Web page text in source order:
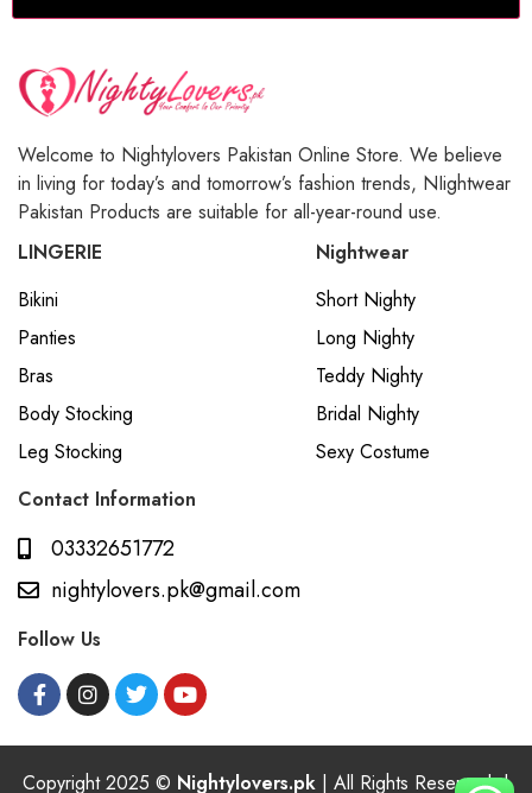
Welcome to Nightylovers Pakistan Online Store. We believe
in living for today’s and tomorrow’s fashion trends, NIightwear
Pakistan Products are suitable for all-year-round use.
LINGERIE
Bikini
Panties
Bras
Body Stocking
Leg Stocking
Nightwear
Short Nighty
Long Nighty
Teddy Nighty
Bridal Nighty
Sexy Costume
Contact Information
03332651772
nightylovers.pk@gmail.com
Follow Us
Copyright 2025 © Nightylovers.pk | All Rights Reserved. |